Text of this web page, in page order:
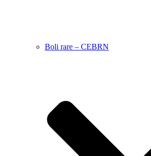
Boli rare – CEBRN